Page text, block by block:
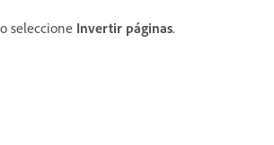
seleccione Invertir páginas.